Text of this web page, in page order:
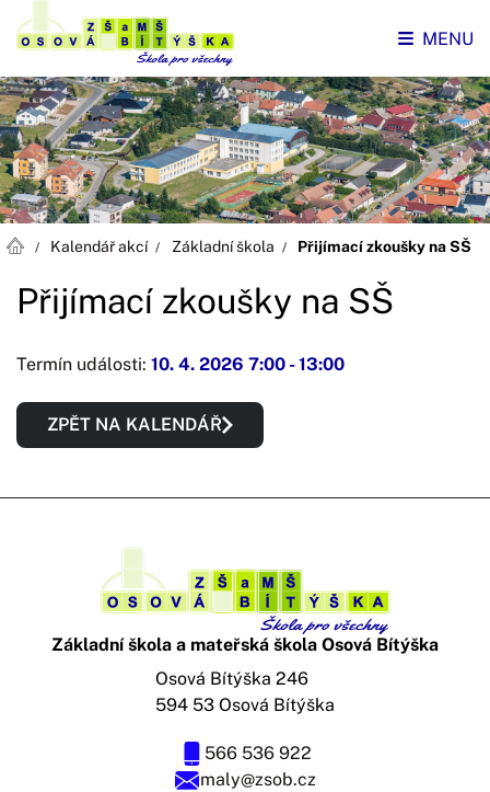
MENU
Kalendář akcí Základní škola Přijímací zkoušky na SŠ
Přijímací zkoušky na SŠ
Termín události: 10. 4. 2026 7:00 -13:00
ZPĚT NA KALENDÁŘ
Základní škola a mateřská škola Osová Bítýška
maly@zsob.cz
566 536 922
Osová Bítýška 246
594 53 Osová Bítýška